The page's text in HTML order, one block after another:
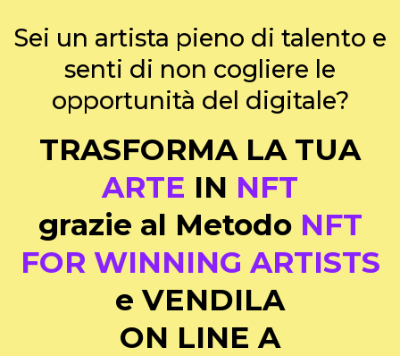
Sei un artista pieno di talento e
senti di non cogliere le
opportunità del digitale?
TRASFORMA LA TUA
ARTE IN NFT
grazie al Metodo NFT
FOR WINNING ARTISTS
e VENDILA
ON LINE A